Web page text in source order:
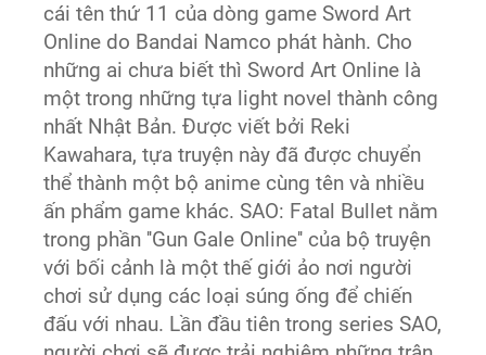
cái tên thứ 11 của dòng game Sword Art
Online do Bandai Namco phát hành. Cho
những ai chưa biết thì Sword Art Online là
một trong những tựa light novel thành công
nhất Nhật Bản. Được viết bởi Reki
Kawahara, tựa truyện này đã được chuyển
thể thành một bộ anime cùng tên và nhiều
ấn phẩm game khác. SAO: Fatal Bullet nằm
trong phần ''Gun Gale Online'' của bộ truyện
với bối cảnh là một thế giới ảo nơi người
chơi sử dụng các loại súng ống để chiến
đấu với nhau. Lần đầu tiên trong series SAO,